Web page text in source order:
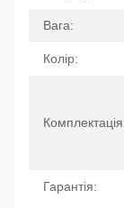
Вага:
Колір:
Гарантія: